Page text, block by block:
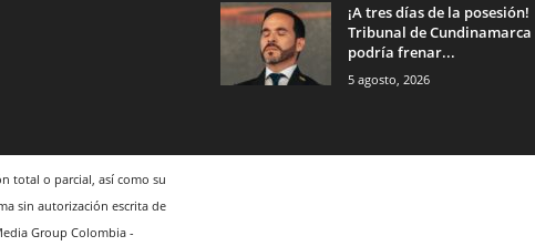
¡A tres días de la posesión!
Tribunal de Cundinamarca
podría frenar...
5 agosto, 2026
total o parcial, así como su
sin autorización escrita de
Group Colombia -